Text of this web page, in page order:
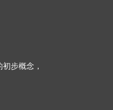
步概念，